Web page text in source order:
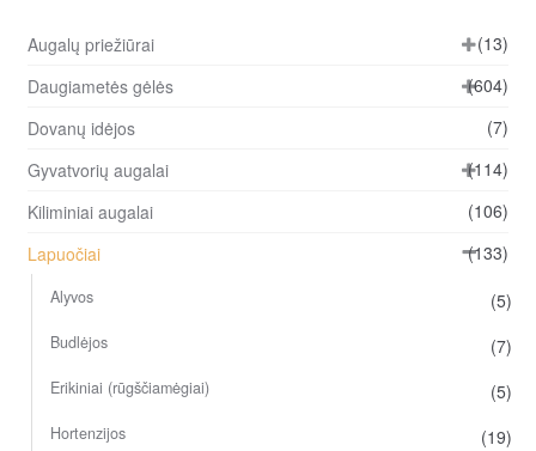
Augalų priežiūrai
(13)
Daugiametės gėlės
(604)
Dovanų idėjos
(7)
Gyvatvorių augalai
(114)
Kiliminiai augalai
(106)
Lapuočiai
(133)
Alyvos (5)
Budlėjos (7)
Erikiniai (rūgščiamėgiai) (5)
Hortenzijos (19)